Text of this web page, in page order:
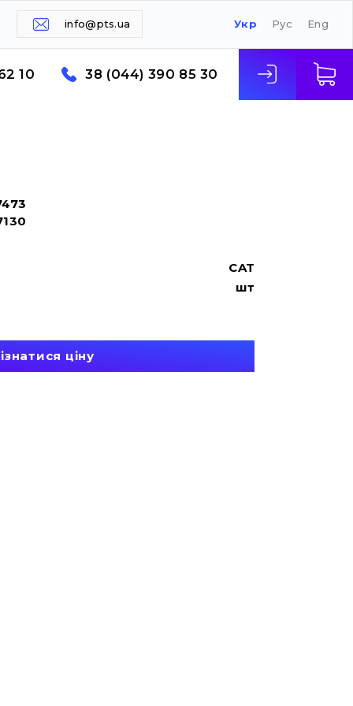
info@pts.ua Укр Рус Eng
10 38 (044) 390 85 30
CAT
шт
ціну